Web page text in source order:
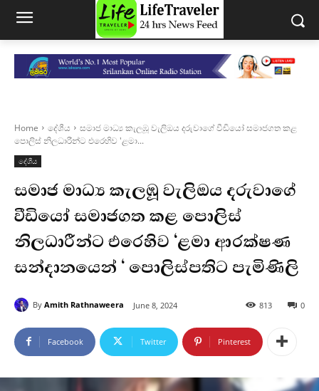
Home දේශීය
සමාජ මාධ්‍ය කැලඹූ වැලිඔය දරුවාගේ වීඩියෝ සමාජගත කළ
පොලිස් නිලධාරීන්ට එරෙහිව 'ළමා...
දේශීය
සමාජ මාධ්‍ය කැලඹූ වැලිඔය දරුවාගේ
වීඩියෝ සමාජගත කළ පොලිස්
නිලධාරීන්ට එරෙහිව ‘ළමා ආරක්ෂණ
සන්දානයෙන් ‘ පොලිස්පතිට පැමිණිලි
By Amith Rathnaweera June 8, 2024 0
813
Facebook Twitter Pinterest